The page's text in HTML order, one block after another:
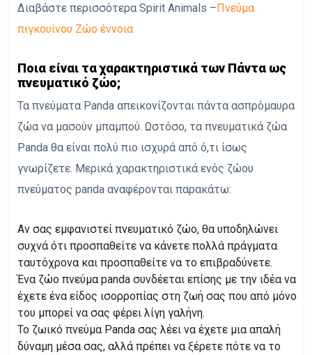
Διαβάστε περισσότερα Spirit Animals –Πνεύμα
πιγκουίνου Ζώο έννοια
Ποια είναι τα χαρακτηριστικά των Πάντα ως
πνευματικό ζώο;
Τα πνεύματα Panda απεικονίζονται πάντα ασπρόμαυρα
ζώα να μασούν μπαμπού. Ωστόσο, τα πνευματικά ζώα
Panda θα είναι πολύ πιο ισχυρά από ό,τι ίσως
γνωρίζετε. Μερικά χαρακτηριστικά ενός ζώου
πνεύματος panda αναφέρονται παρακάτω:
Αν σας εμφανιστεί πνευματικό ζώο, θα υποδηλώνει
συχνά ότι προσπαθείτε να κάνετε πολλά πράγματα
ταυτόχρονα και προσπαθείτε να το επιβραδύνετε.
Ένα ζώο πνεύμα panda συνδέεται επίσης με την ιδέα να
έχετε ένα είδος ισορροπίας στη ζωή σας που από μόνο
του μπορεί να σας φέρει λίγη γαλήνη.
Το ζωικό πνεύμα Panda σας λέει να έχετε μια απαλή
δύναμη μέσα σας, αλλά πρέπει να ξέρετε πότε να το